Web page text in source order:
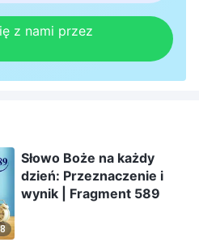
z nami przez
Słowo Boże na każdy
dzień: Przeznaczenie i
wynik | Fragment 589